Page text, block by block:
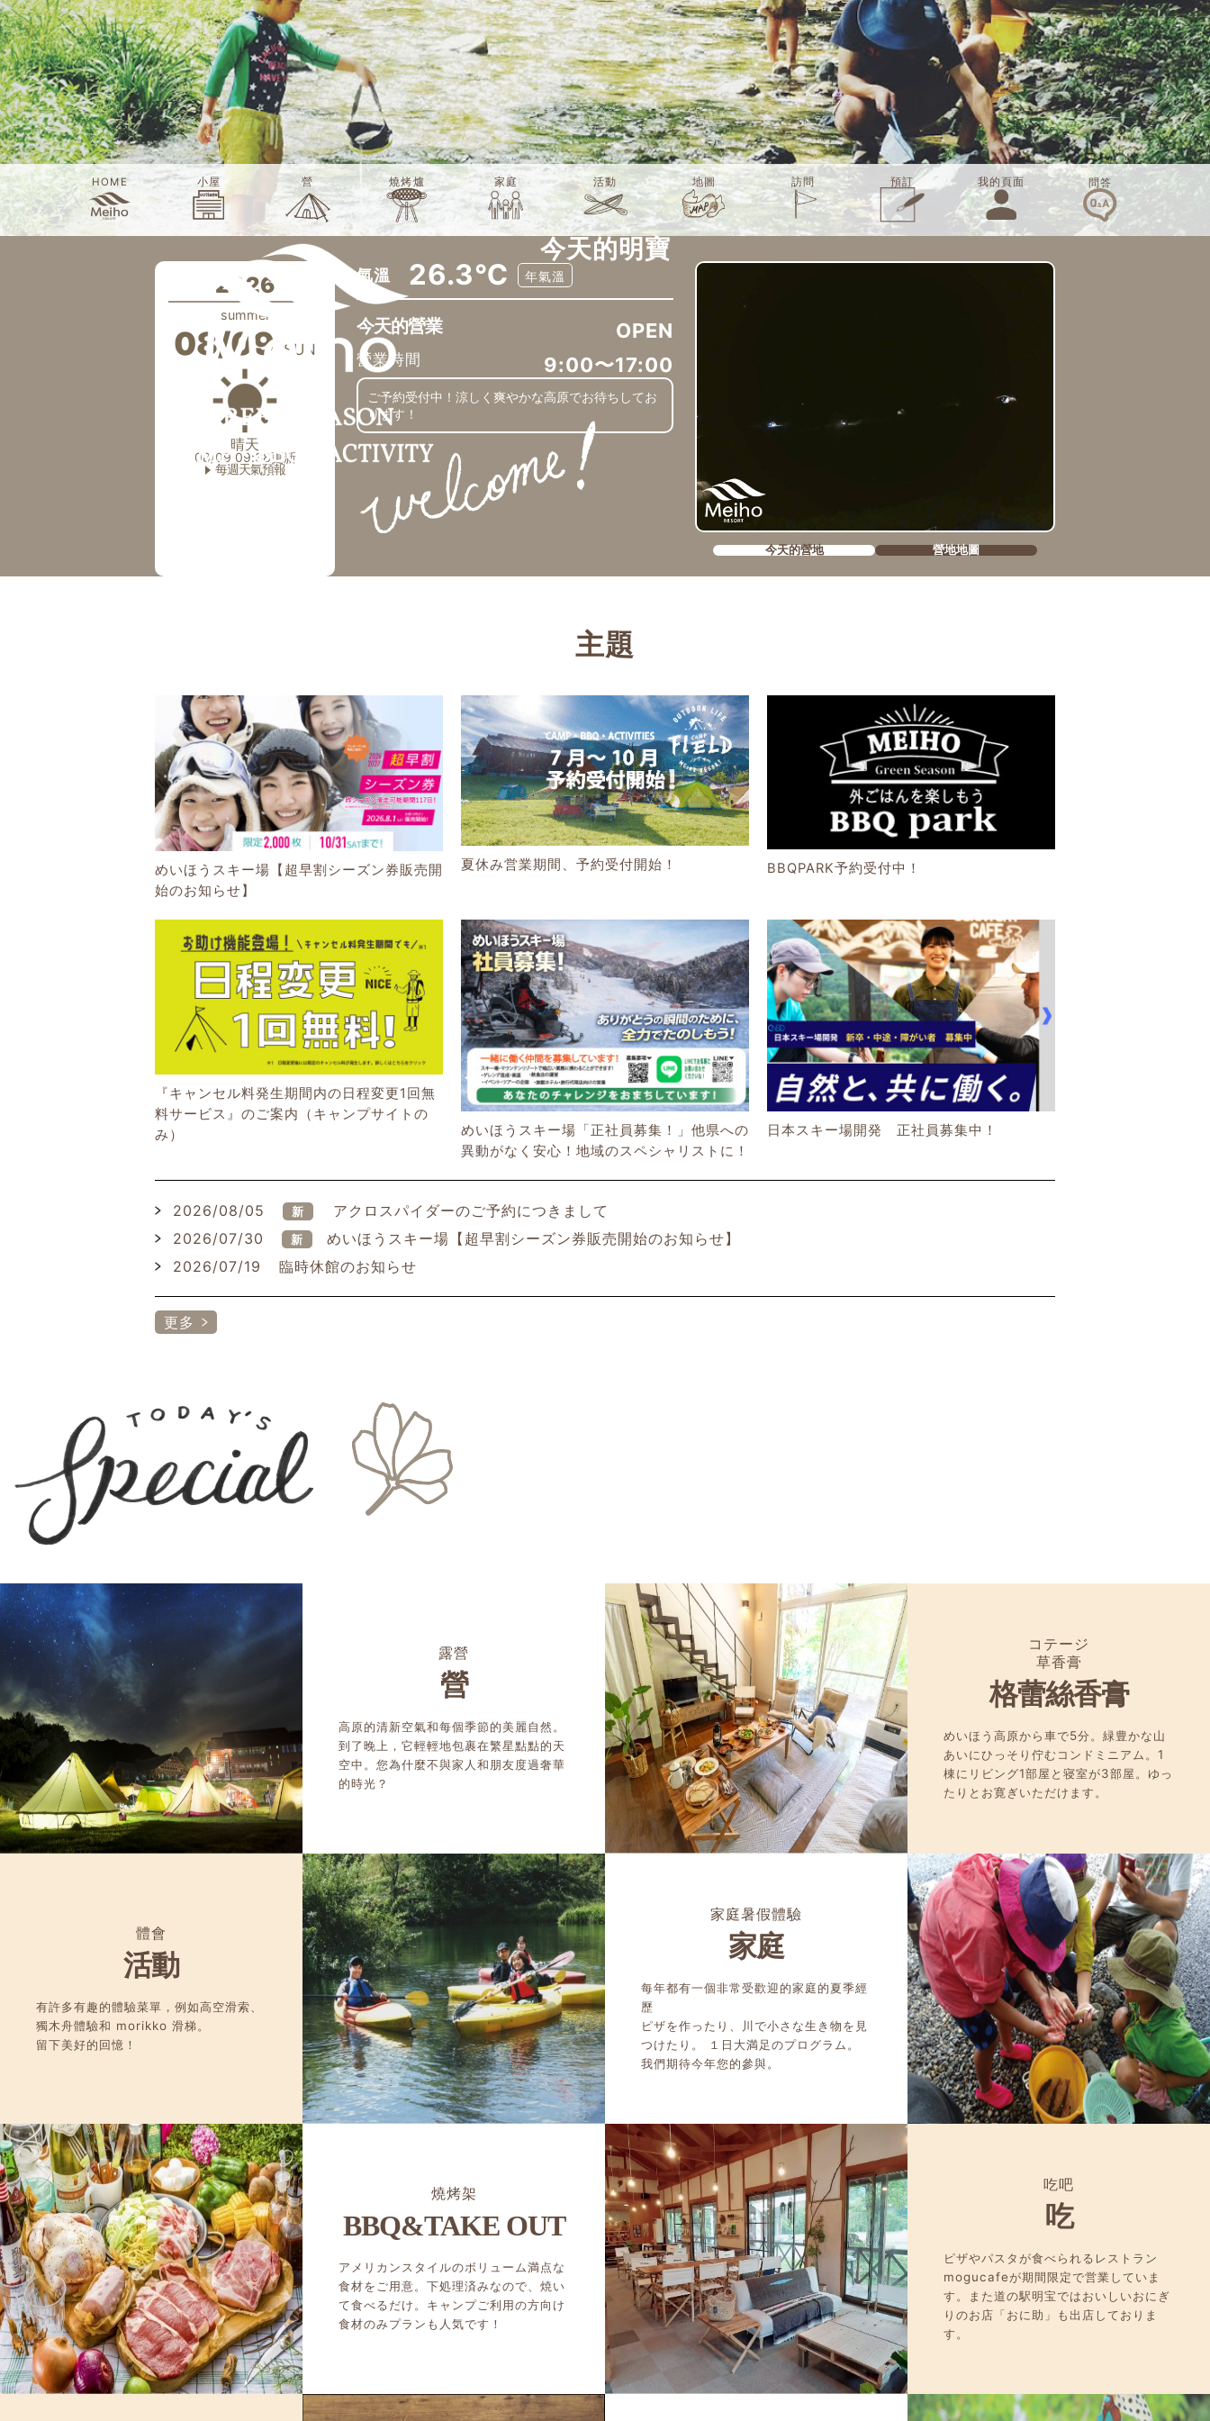
HOME 小屋 營 燒烤爐 家庭 活動 地圖 訪問 預訂 我的頁面 問答
今天的明寶
2026
summer
08/09 SUN
晴天
08/09 09:38更新
每週天氣預報
氣溫 26.3℃ 年氣溫
今天的營業 OPEN
營業時間 9:00〜17:00
ご予約受付中！涼しく爽やかな高原でお待ちしてお
ります！
今天的營地 營地地圖
主題
めいほうスキー場【超早割シーズン券販売開
始のお知らせ】
夏休み営業期間、予約受付開始！ BBQPARK予約受付中！
『キャンセル料発生期間内の日程変更1回無
料サービス』のご案内（キャンプサイトの
み）
めいほうスキー場「正社員募集！」他県への
異動がなく安心！地域のスペシャリストに！
日本スキー場開発 正社員募集中！
2026/08/05 新
アクロスパイダーのご予約につきまして
2026/07/30
新
めいほうスキー場【超早割シーズン券販売開始のお知らせ】
2026/07/19
臨時休館のお知らせ
更多
露營
營
高原的清新空氣和每個季節的美麗自然。
到了晚上，它輕輕地包裹在繁星點點的天
空中。您為什麼不與家人和朋友度過奢華
的時光？
コテージ
草香膏
格蕾絲香膏
めいほう高原から車で5分。緑豊かな山
あいにひっそり佇むコンドミニアム。1
棟にリビング1部屋と寝室が3部屋。ゆっ
たりとお寛ぎいただけます。
體會
活動
有許多有趣的體驗菜單，例如高空滑索、
獨木舟體驗和 morikko 滑梯。
留下美好的回憶！
家庭暑假體驗
家庭
每年都有一個非常受歡迎的家庭的夏季經
歷
ピザを作ったり、川で小さな生き物を見
つけたり。 １日大満足のプログラム。
我們期待今年您的參與。
燒烤架
BBQ&TAKE OUT
アメリカンスタイルのボリューム満点な
食材をご用意。下処理済みなので、焼い
て食べるだけ。キャンプご利用の方向け
食材のみプランも人気です！
吃吧
吃
ピザやパスタが食べられるレストラン
mogucafeが期間限定で営業していま
す。また道の駅明宝ではおいしいおにぎ
りのお店「おに助」も出店しておりま
す。